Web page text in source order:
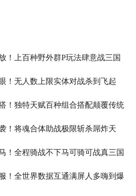
！上百种野外群P玩法肆意战三国
！无人数上限实体对战杀到飞起
！独特天赋百种组合搭配颠覆传统
！将魂合体助战极限斩杀屌炸天
！全程骑战不下马可骑可战真三国
！全世界数据互通满屏人多嗨到爆